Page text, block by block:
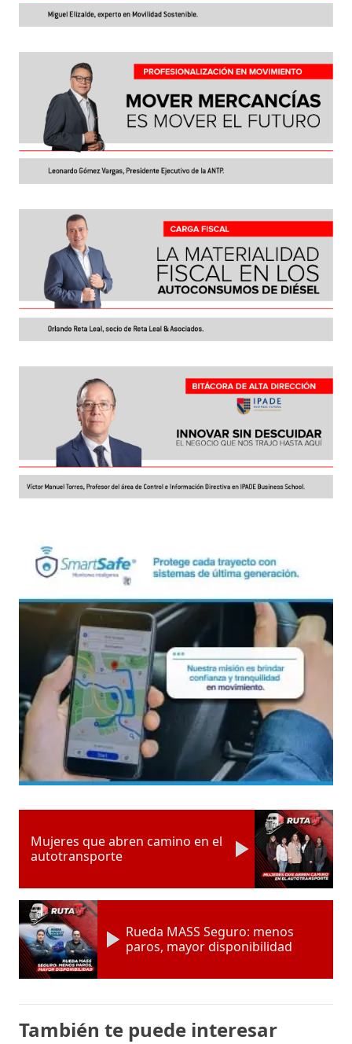
Mujeres que abren camino en el
autotransporte
Rueda MASS Seguro: menos
paros, mayor disponibilidad
También te puede interesar